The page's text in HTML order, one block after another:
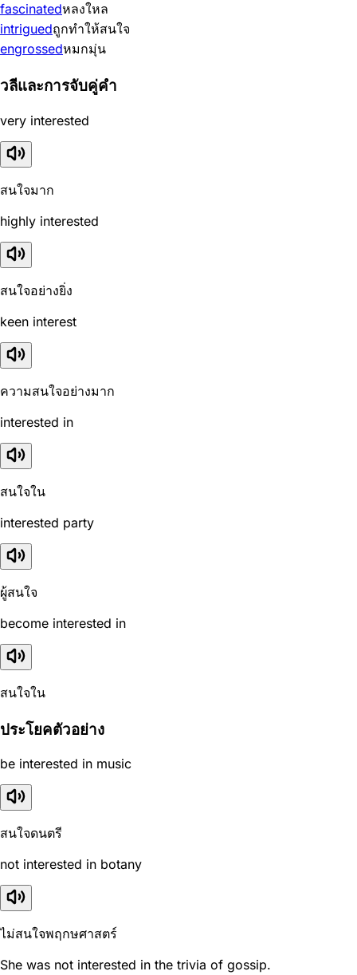
fascinatedหลงใหล
intriguedถูกทำให้สนใจ
engrossedหมกมุ่น
วลีและการจับคู่คำ
very interested
สนใจมาก
highly interested
สนใจอย่างยิ่ง
keen interest
ความสนใจอย่างมาก
interested in
สนใจใน
interested party
ผู้สนใจ
become interested in
สนใจใน
ประโยคตัวอย่าง
be interested in music
สนใจดนตรี
not interested in botany
ไม่สนใจพฤกษศาสตร์
She was not interested in the trivia of gossip.